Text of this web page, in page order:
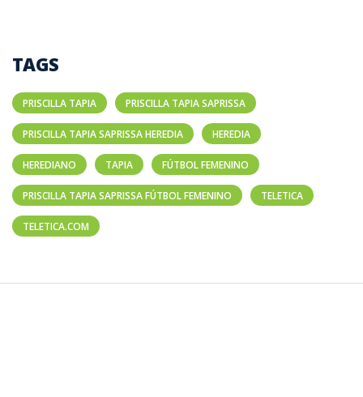
TAGS
PRISCILLA TAPIA PRISCILLA TAPIA SAPRISSA
PRISCILLA TAPIA SAPRISSA HEREDIA HEREDIA
HEREDIANO TAPIA FÚTBOL FEMENINO
PRISCILLA TAPIA SAPRISSA FÚTBOL FEMENINO TELETICA
TELETICA.COM